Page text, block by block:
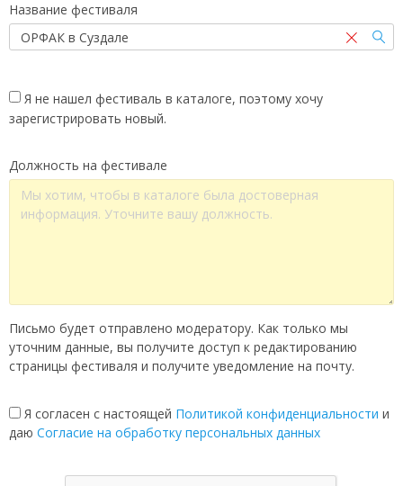
Название фестиваля
Я не нашел фестиваль в каталоге, поэтому хочу
зарегистрировать новый.
Должность на фестивале
Письмо будет отправлено модератору. Как только мы
уточним данные, вы получите доступ к редактированию
страницы фестиваля и получите уведомление на почту.
Я согласен с настоящей Политикой конфиденциальности и
даю Согласие на обработку персональных данных